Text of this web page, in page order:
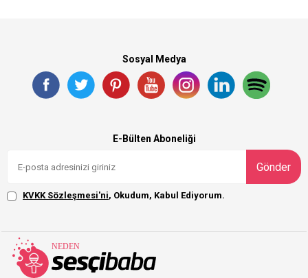
Sosyal Medya
E-Bülten Aboneliği
Gönder
KVKK Sözleşmesi'ni, Okudum, Kabul Ediyorum.